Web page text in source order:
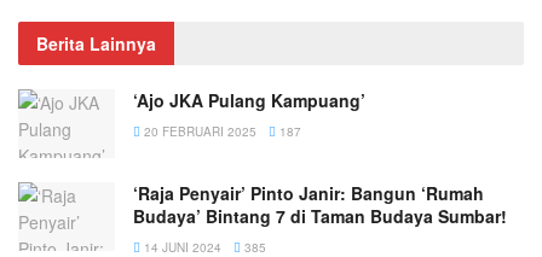
Berita Lainnya
‘Ajo JKA Pulang Kampuang’
20 FEBRUARI 2025 187
‘Raja Penyair’ Pinto Janir: Bangun ‘Rumah
Budaya’ Bintang 7 di Taman Budaya Sumbar!
14 JUNI 2024 385